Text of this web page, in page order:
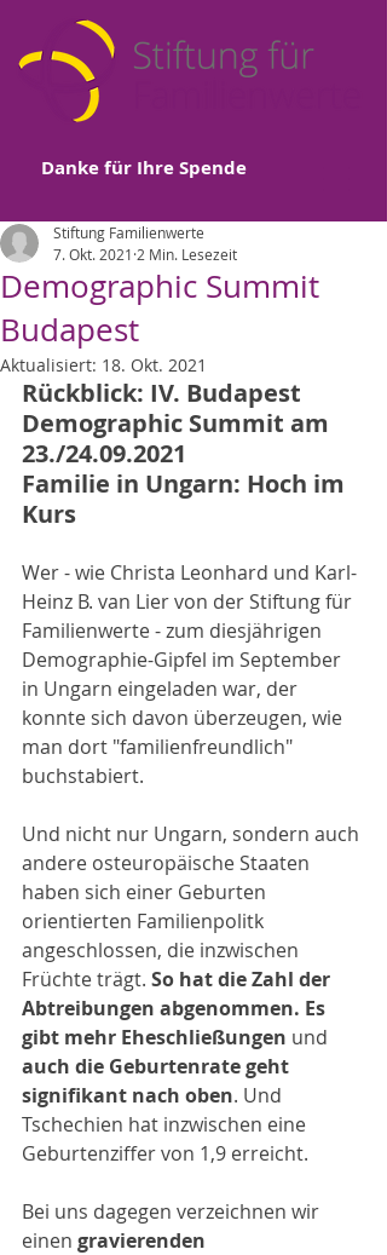
Danke für Ihre Spende
Demographic Summit
Budapest
Stiftung Familienwerte
7. Okt. 2021 2 Min. Lesezeit
Aktualisiert: 18. Okt. 2021
Rückblick: IV. Budapest
Demographic Summit am
23./24.09.2021
Familie in Ungarn: Hoch im
Kurs
Wer - wie Christa Leonhard und Karl-
Heinz B. van Lier von der Stiftung für
Familienwerte - zum diesjährigen
Demographie-Gipfel im September
in Ungarn eingeladen war, der
konnte sich davon überzeugen, wie
man dort "familienfreundlich"
buchstabiert.
Und nicht nur Ungarn, sondern auch
andere osteuropäische Staaten
haben sich einer Geburten
orientierten Familienpolitk
angeschlossen, die inzwischen
Früchte trägt. So hat die Zahl der
Abtreibungen abgenommen. Es
gibt mehr Eheschließungen und
auch die Geburtenrate geht
signifikant nach oben. Und
Tschechien hat inzwischen eine
Geburtenziffer von 1,9 erreicht.
Bei uns dagegen verzeichnen wir
einen gravierenden